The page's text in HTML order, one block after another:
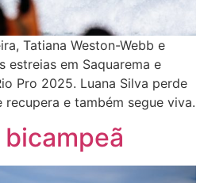
Tatiana Weston-Webb e
estreias em Saquarema e
Pro 2025. Luana Silva perde
recupera e também segue viva.